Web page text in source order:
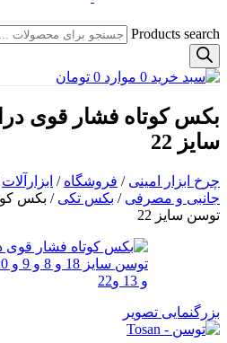
Products search
0 موارد 0 تومان
سایز 22
چرخ ابزار امینی / فروشگاه / ابزارآلات
جانبی و مصرفی / بکس تکی /
توسن سایز 22
بزرگنمایی تصویر